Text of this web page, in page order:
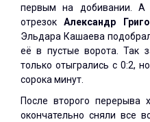
первым на добивании. А
отрезокАлександр
Эльдара Кашаева
её в пустые ворота. Так
только отыгрались с 0:2,
сорока минут.
После второго перерыва
окончательно сняли все